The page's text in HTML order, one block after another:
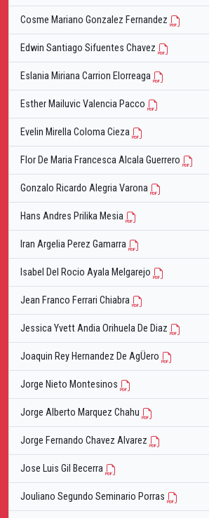
Cosme Mariano Gonzalez Fernandez
Edwin Santiago Sifuentes Chavez
Eslania Miriana Carrion Elorreaga
Esther Mailuvic Valencia Pacco
Evelin Mirella Coloma Cieza
Flor De Maria Francesca Alcala Guerrero
Gonzalo Ricardo Alegria Varona
Hans Andres Prilika Mesia
Iran Argelia Perez Gamarra
Isabel Del Rocio Ayala Melgarejo
Jean Franco Ferrari Chiabra
Jessica Yvett Andia Orihuela De Diaz
Joaquin Rey Hernandez De AgÜero
Jorge Nieto Montesinos
Jorge Alberto Marquez Chahu
Jorge Fernando Chavez Alvarez
Jose Luis Gil Becerra
Jouliano Segundo Seminario Porras